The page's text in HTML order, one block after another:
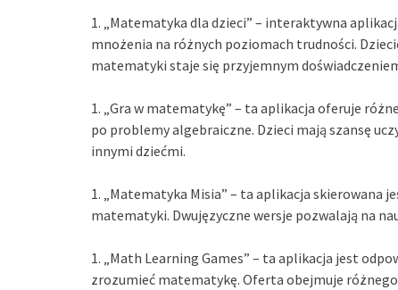
1. „Matematyka dla dzieci” – interaktywna
mnożenia na różnych poziomach trudności.
matematyki staje się przyjemnym
1. „Gra w matematykę” – ta aplikacja oferuje
po problemy algebraiczne. Dzieci mają szansę
innymi dziećmi.
1. „Matematyka Misia” – ta aplikacja skierowana
matematyki. Dwujęzyczne wersje pozwalają na
1. „Math Learning Games” – ta aplikacja jest
zrozumieć matematykę. Oferta obejmuje